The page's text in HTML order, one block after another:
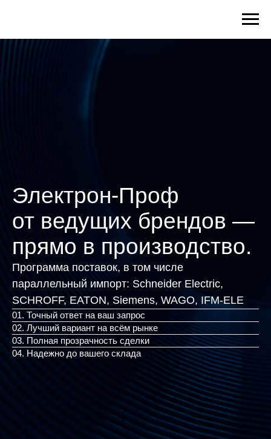
Электрон-Проф
от ведущих брендов —
прямо в производство.
Программа поставок, в том числе
параллельный импорт: Schneider Electric,
SCHROFF, EATON, Siemens, |
01. Точный ответ на ваш запрос
02. Лучший вариант на всём рынке
03. Полная прозрачность сделки
04. Надежно до вашего склада